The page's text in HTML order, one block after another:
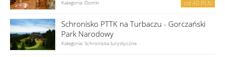
Kategoria: Domki od 40 PLN
Schronisko PTTK na Turbaczu - Gorczański
Park Narodowy
Kategoria: Schroniska turystyczne